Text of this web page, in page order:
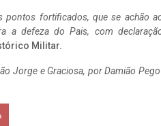
pontos fortificados, que se achão
a defeza do Pais, com
Militar.
Jorge e Graciosa, por Damião Pego